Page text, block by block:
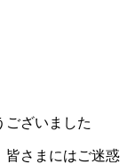
ございました
皆さまにはご迷惑